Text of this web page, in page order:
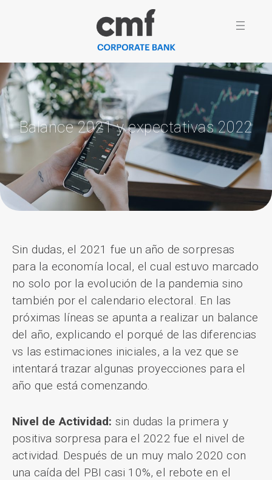
Balance 2021 y expectativas 2022
Sin dudas, el 2021 fue un año de sorpresas
para la economía local, el cual estuvo marcado
no solo por la evolución de la pandemia sino
también por el calendario electoral. En las
próximas líneas se apunta a realizar un balance
del año, explicando el porqué de las diferencias
vs las estimaciones iniciales, a la vez que se
intentará trazar algunas proyecciones para el
año que está comenzando.
Nivel de Actividad: sin dudas la primera y
positiva sorpresa para el 2022 fue el nivel de
actividad. Después de un muy malo 2020 con
una caída del PBI casi 10%, el rebote en el